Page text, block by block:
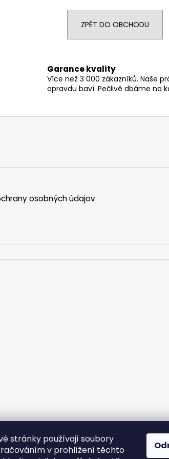
stránky používají soubory
v prohlížení těchto
ZPĚT DO OBCHODU
Garance kvality
Více než 3 000 zákazníků. Naše
opravdu baví. Pečlivě dbáme na
osobných údajov
podmínky Podmínky ochrany osobních